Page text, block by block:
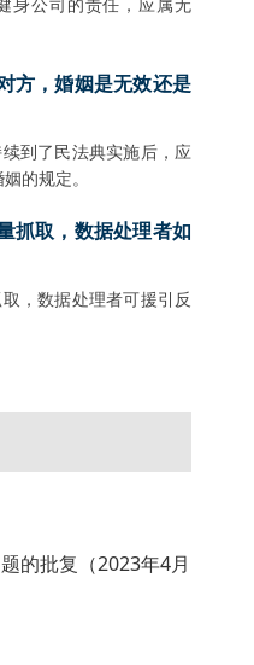
方，婚姻是无效还是
到了民法典实施后，应
的规定。
抓取，数据处理者如
，数据处理者可援引反
的批复（2023年4月